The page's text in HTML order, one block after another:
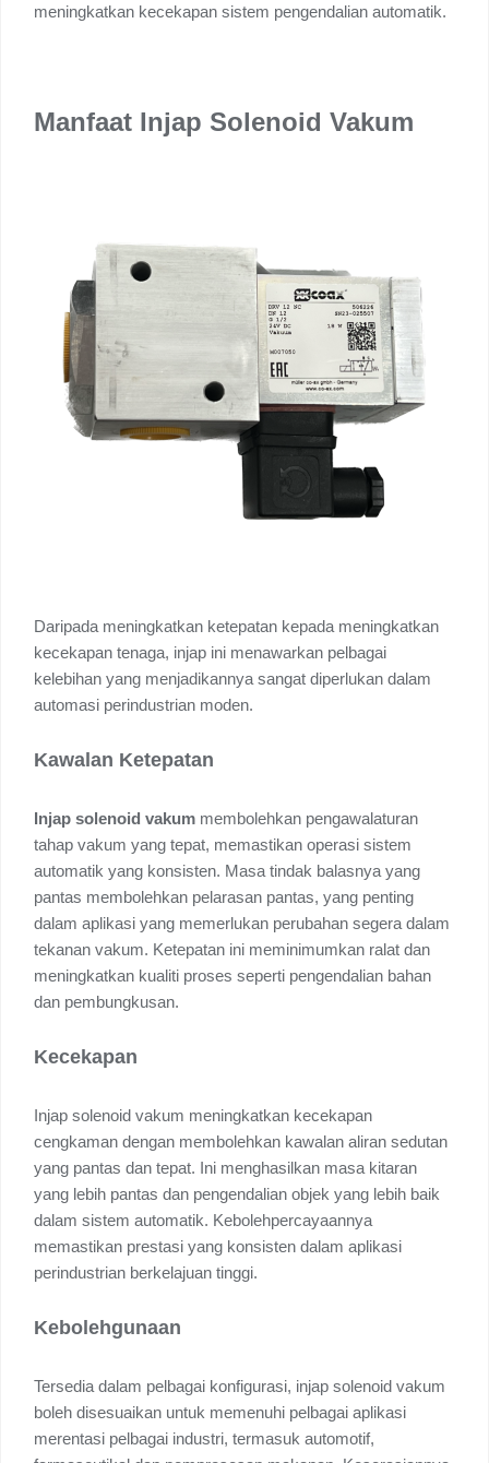
meningkatkan kecekapan sistem pengendalian automatik.
Manfaat Injap Solenoid Vakum
Daripada meningkatkan ketepatan kepada meningkatkan
kecekapan tenaga, injap ini menawarkan pelbagai
kelebihan yang menjadikannya sangat diperlukan dalam
automasi perindustrian moden.
Kawalan Ketepatan
Injap solenoid vakum membolehkan pengawalaturan
tahap vakum yang tepat, memastikan operasi sistem
automatik yang konsisten. Masa tindak balasnya yang
pantas membolehkan pelarasan pantas, yang penting
dalam aplikasi yang memerlukan perubahan segera dalam
tekanan vakum. Ketepatan ini meminimumkan ralat dan
meningkatkan kualiti proses seperti pengendalian bahan
dan pembungkusan.
Kecekapan
Injap solenoid vakum meningkatkan kecekapan
cengkaman dengan membolehkan kawalan aliran sedutan
yang pantas dan tepat. Ini menghasilkan masa kitaran
yang lebih pantas dan pengendalian objek yang lebih baik
dalam sistem automatik. Kebolehpercayaannya
memastikan prestasi yang konsisten dalam aplikasi
perindustrian berkelajuan tinggi.
Kebolehgunaan
Tersedia dalam pelbagai konfigurasi, injap solenoid vakum
boleh disesuaikan untuk memenuhi pelbagai aplikasi
merentasi pelbagai industri, termasuk automotif,